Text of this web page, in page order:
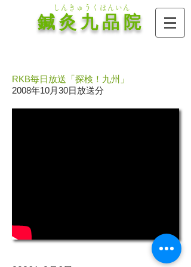
鍼 灸 九 品 院
しんきゅうくほんいん
RKB毎日放送「探検！九州」
2008年10月30日放送分